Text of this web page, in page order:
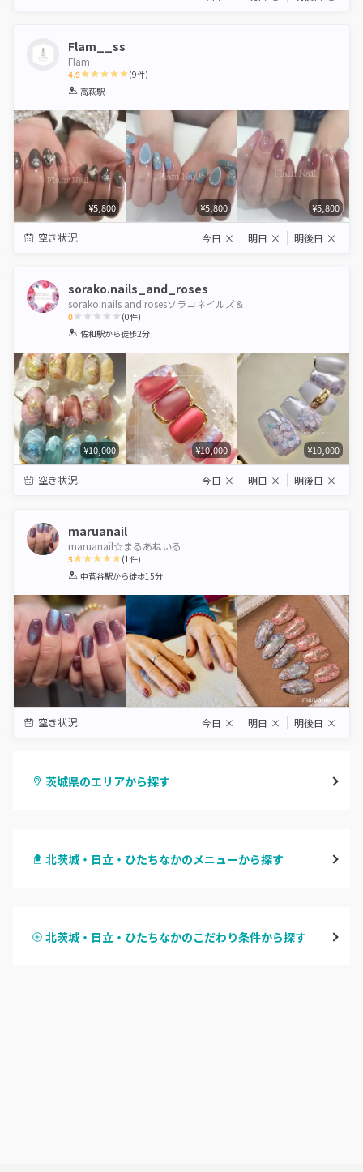
Flam__ss
Flam
4.9
1 2 3
(9件)
高萩駅
¥5,800 ¥5,800 ¥5,800
空き状況 今日 × 明日 × 明後日 ×
sorako.nails_and_roses
sorako.nails and rosesソラコネイルズ＆
0
1 2 3 4 5
(0件)
佐和駅から徒歩2分
¥10,000 ¥10,000 ¥10,000
空き状況 今日 × 明日 × 明後日 ×
maruanail
maruanail☆まるあねいる
5
1 2 3 4 5
(1件)
中菅谷駅から徒歩15分
空き状況 今日 × 明日 × 明後日 ×
茨城県のエリアから探す
つくば・土浦・石岡
北茨城・日立・ひたちなかのメニューから探す
ハンドスカルプ
北茨城・日立・ひたちなかのこだわり条件から探す